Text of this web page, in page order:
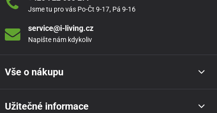
Jsme tu pro vás Po-Čt 9-17, Pá 9-16
service@i-living.cz
Napište nám kdykoliv
Vše o nákupu
Užitečné informace